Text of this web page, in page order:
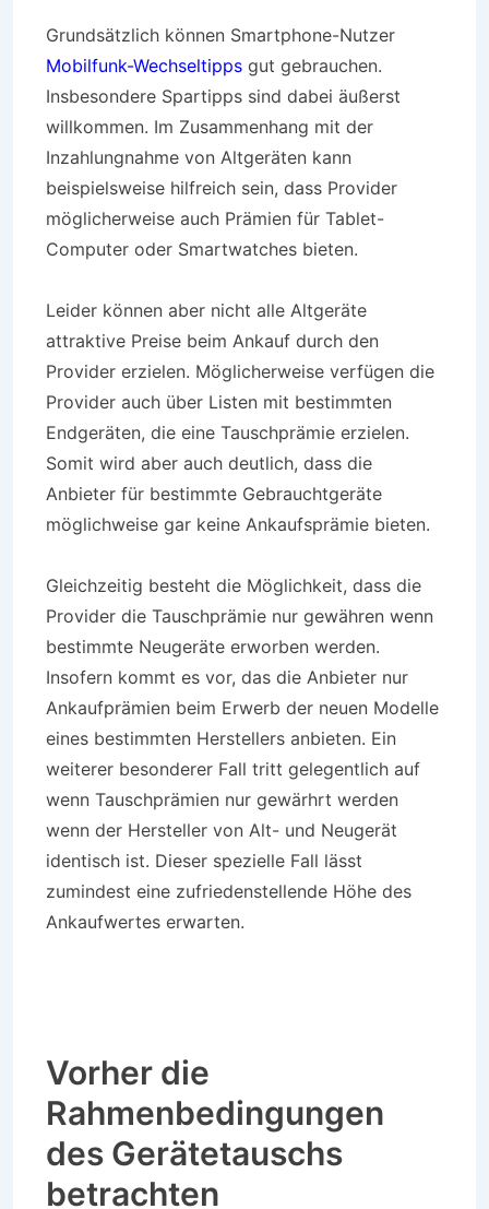
Grundsätzlich können Smartphone-Nutzer
Mobilfunk-Wechseltipps gut gebrauchen.
Insbesondere Spartipps sind dabei äußerst
willkommen. Im Zusammenhang mit der
Inzahlungnahme von Altgeräten kann
beispielsweise hilfreich sein, dass Provider
möglicherweise auch Prämien für Tablet-
Computer oder Smartwatches bieten.
Leider können aber nicht alle Altgeräte
attraktive Preise beim Ankauf durch den
Provider erzielen. Möglicherweise verfügen die
Provider auch über Listen mit bestimmten
Endgeräten, die eine Tauschprämie erzielen.
Somit wird aber auch deutlich, dass die
Anbieter für bestimmte Gebrauchtgeräte
möglichweise gar keine Ankaufsprämie bieten.
Gleichzeitig besteht die Möglichkeit, dass die
Provider die Tauschprämie nur gewähren wenn
bestimmte Neugeräte erworben werden.
Insofern kommt es vor, das die Anbieter nur
Ankaufprämien beim Erwerb der neuen Modelle
eines bestimmten Herstellers anbieten. Ein
weiterer besonderer Fall tritt gelegentlich auf
wenn Tauschprämien nur gewärhrt werden
wenn der Hersteller von Alt- und Neugerät
identisch ist. Dieser spezielle Fall lässt
zumindest eine zufriedenstellende Höhe des
Ankaufwertes erwarten.
Vorher die
Rahmenbedingungen
des Gerätetauschs
betrachten